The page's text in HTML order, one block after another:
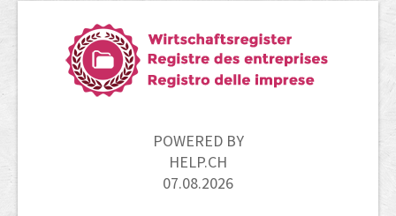
POWERED BY
HELP.CH
07.08.2026